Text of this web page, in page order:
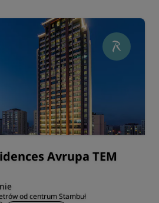
Avrupa TEM
od centrum Stambuł